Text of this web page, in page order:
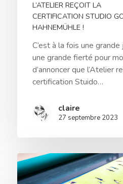
L’ATELIER REÇOIT LA
CERTIFICATION STUDIO
HAHNEMÜHLE !
C’est à la fois une
une grande fierté pour
d’annoncer que l’Atelier
certification Stuido…
claire
27 septembre 2023